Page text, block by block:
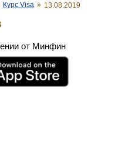
Курс Visa » 13.08.2019
от Минфин